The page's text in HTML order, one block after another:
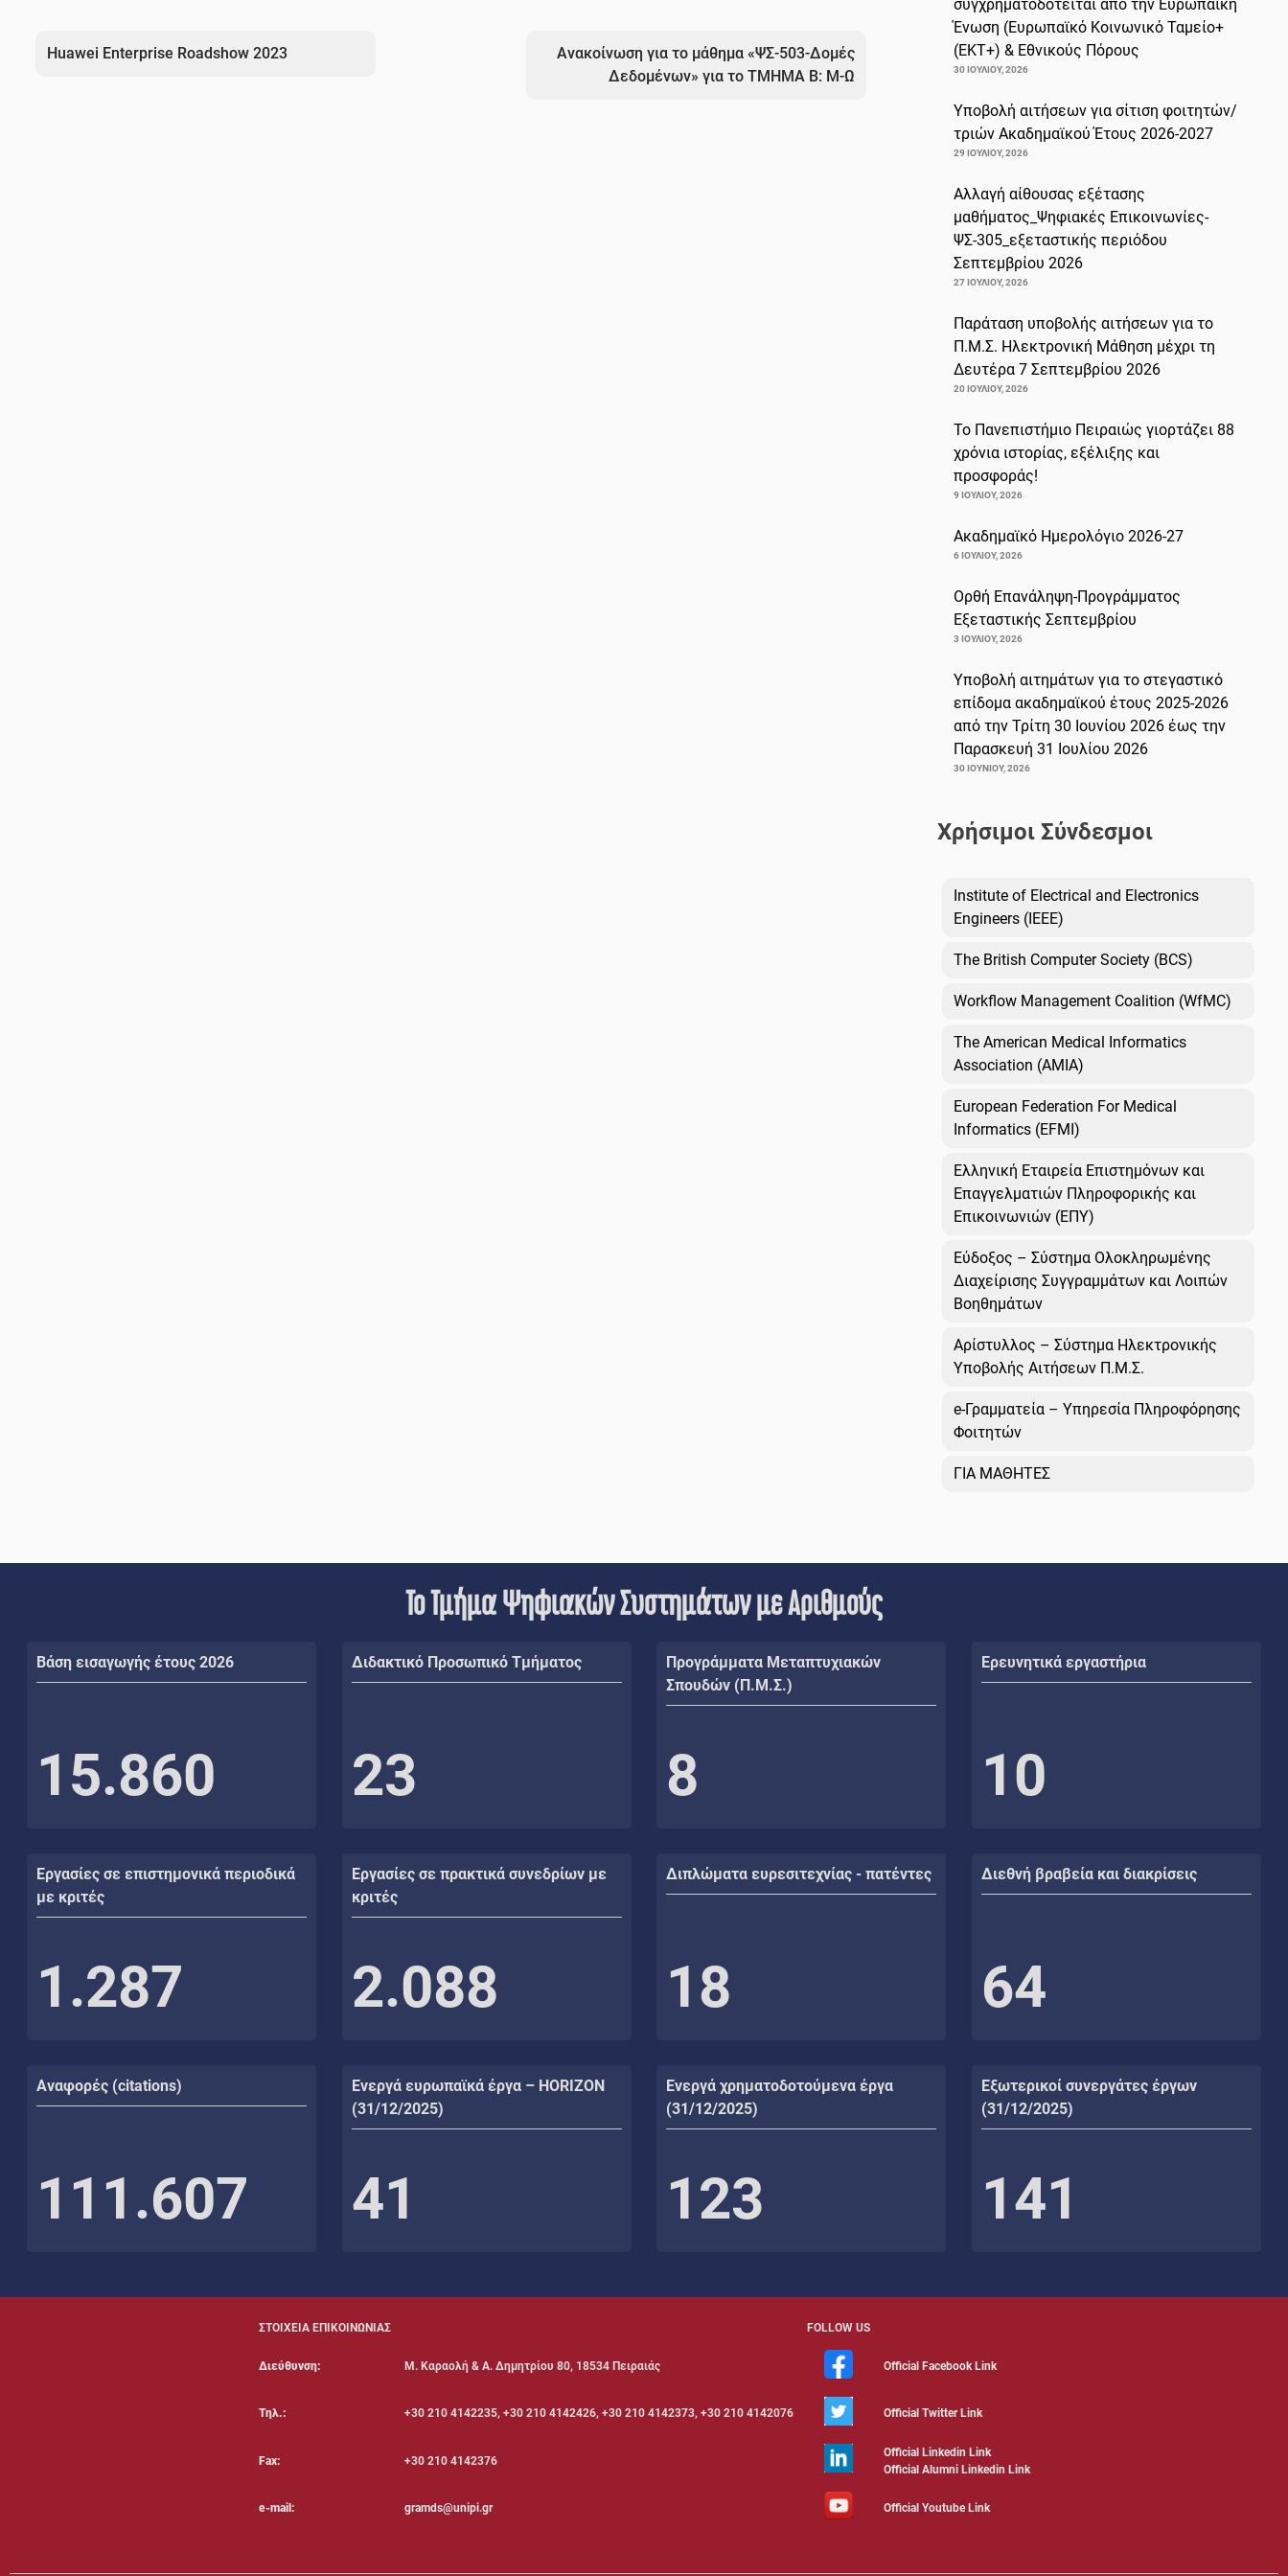
άρθρων
Huawei Enterprise Roadshow 2023
Ανακοίνωση για το μάθημα «ΨΣ-503-Δομές
Δεδομένων» για το ΤΜΗΜΑ Β: Μ-Ω
συγχρηματοδοτείται από την Ευρωπαϊκή
Ένωση (Ευρωπαϊκό Κοινωνικό Ταμείο+
(ΕΚΤ+) & Εθνικούς Πόρους
30 ΙΟΥΛΊΟΥ, 2026
Υποβολή αιτήσεων για σίτιση φοιτητών/
τριών Ακαδημαϊκού Έτους 2026-2027
29 ΙΟΥΛΊΟΥ, 2026
Αλλαγή αίθουσας εξέτασης
μαθήματος_Ψηφιακές Επικοινωνίες-
ΨΣ-305_εξεταστικής περιόδου
Σεπτεμβρίου 2026
27 ΙΟΥΛΊΟΥ, 2026
Παράταση υποβολής αιτήσεων για το
Π.Μ.Σ. Ηλεκτρονική Μάθηση μέχρι τη
Δευτέρα 7 Σεπτεμβρίου 2026
20 ΙΟΥΛΊΟΥ, 2026
Το Πανεπιστήμιο Πειραιώς γιορτάζει 88
χρόνια ιστορίας, εξέλιξης και
προσφοράς!
9 ΙΟΥΛΊΟΥ, 2026
Ακαδημαϊκό Ημερολόγιο 2026-27
6 ΙΟΥΛΊΟΥ, 2026
Ορθή Επανάληψη-Προγράμματος
Εξεταστικής Σεπτεμβρίου
3 ΙΟΥΛΊΟΥ, 2026
Υποβολή αιτημάτων για το στεγαστικό
επίδομα ακαδημαϊκού έτους 2025-2026
από την Τρίτη 30 Ιουνίου 2026 έως την
Παρασκευή 31 Ιουλίου 2026
30 ΙΟΥΝΊΟΥ, 2026
Χρήσιμοι Σύνδεσμοι
Institute of Electrical and Electronics
Engineers (IEEE)
The British Computer Society (BCS)
Workflow Management Coalition (WfMC)
The American Medical Informatics
Association (AMIA)
European Federation For Medical
Informatics (EFMI)
Ελληνική Εταιρεία Επιστημόνων και
Επαγγελματιών Πληροφορικής και
Επικοινωνιών (ΕΠΥ)
Εύδοξος – Σύστημα Ολοκληρωμένης
Διαχείρισης Συγγραμμάτων και Λοιπών
Βοηθημάτων
Αρίστυλλος – Σύστημα Ηλεκτρονικής
Υποβολής Αιτήσεων Π.Μ.Σ.
e-Γραμματεία – Υπηρεσία Πληροφόρησης
Φοιτητών
ΓΙΑ ΜΑΘΗΤΕΣ
Το Τμήμα Ψηφιακών Συστημάτων με Αριθμούς
Βάση εισαγωγής έτους 2026
15.860
Διδακτικό Προσωπικό Τμήματος
23
Προγράμματα Μεταπτυχιακών
Σπουδών (Π.Μ.Σ.)
8
Ερευνητικά εργαστήρια
10
Εργασίες σε επιστημονικά περιοδικά
με κριτές
1.287
Εργασίες σε πρακτικά συνεδρίων με
κριτές
2.088
Διπλώματα ευρεσιτεχνίας - πατέντες
18
Διεθνή βραβεία και διακρίσεις
64
Αναφορές (citations)
111.607
Ενεργά ευρωπαϊκά έργα – HORIZON
(31/12/2025)
41
Ενεργά χρηματοδοτούμενα έργα
(31/12/2025)
123
Εξωτερικοί συνεργάτες έργων
(31/12/2025)
141
ΣΤΟΙΧΕΙΑ ΕΠΙΚΟΙΝΩΝΙΑΣ FOLLOW US
Διεύθυνση: Μ. Καραολή & Α. Δημητρίου 80, 18534 Πειραιάς Official Facebook Link
Τηλ.: +30 210 4142235, +30 210 4142426, +30 210 4142373, +30 210 4142076 Official Twitter Link
Fax: +30 210 4142376
Official Linkedin Link
Official Alumni Linkedin Link
e-mail: gramds@unipi.gr Official Youtube Link